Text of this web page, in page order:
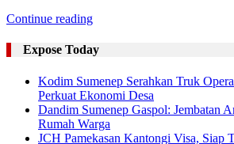
Continue reading
Expose Today
Kodim Sumenep Serahkan Truk
Perkuat Ekonomi Desa
Dandim Sumenep Gaspol: Jembatan
Rumah Warga
JCH Pamekasan Kantongi Visa, Siap